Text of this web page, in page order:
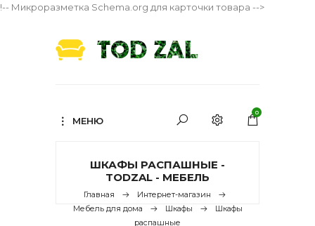
!-- Микроразметка Schema.org для карточки товара -->
МЕНЮ
0
ШКАФЫ РАСПАШНЫЕ -
TODZAL - МЕБЕЛЬ
Главная
Интернет-магазин
Мебель для дома
Шкафы
Шкафы
распашные